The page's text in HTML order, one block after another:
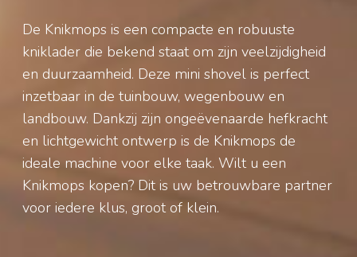
De Knikmops is een compacte en robuuste
kniklader die bekend staat om zijn veelzijdigheid
en duurzaamheid. Deze mini shovel is perfect
inzetbaar in de tuinbouw, wegenbouw en
landbouw. Dankzij zijn ongeëvenaarde hefkracht
en lichtgewicht ontwerp is de Knikmops de
ideale machine voor elke taak. Wilt u een
Knikmops kopen? Dit is uw betrouwbare partner
voor iedere klus, groot of klein.